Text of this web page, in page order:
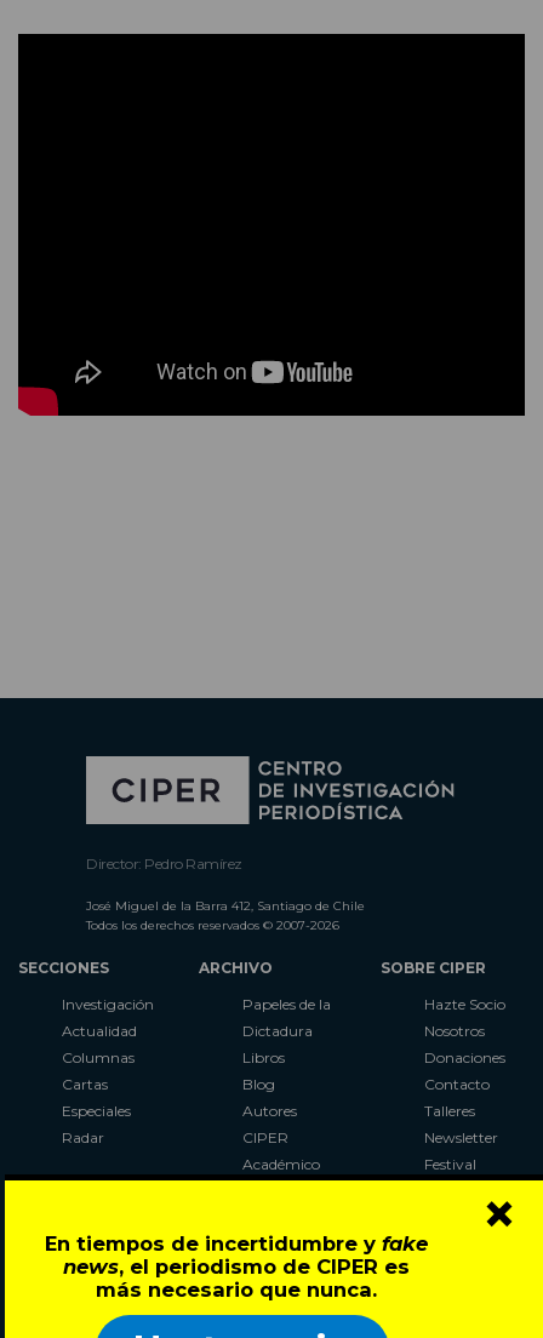
En tiempos de incertidumbre y fake
news, el periodismo de CIPER es
más necesario que nunca.
×
Director: Pedro Ramírez
José Miguel de la Barra 412, Santiago de Chile
Todos los derechos reservados © 2007-2026
SECCIONES
Investigación
Actualidad
Columnas
Cartas
Especiales
Radar
ARCHIVO
Papeles de la
Dictadura
Libros
Blog
Autores
CIPER
Académico
Al Plebiscito
con CIPER
SOBRE CIPER
Hazte Socio
Nosotros
Donaciones
Contacto
Talleres
Newsletter
Festival